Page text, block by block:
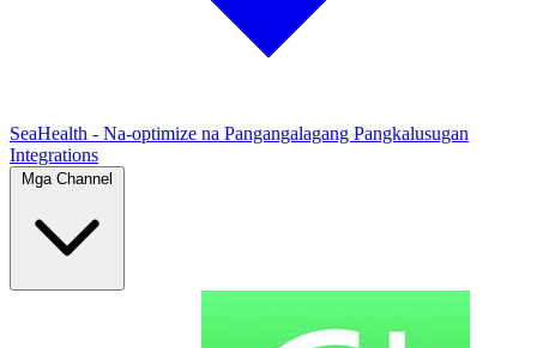
SeaHealth - Na-optimize na Pangangalagang Pangkalusugan
Integrations
Mga Channel